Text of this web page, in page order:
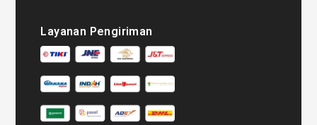
Layanan Pengiriman